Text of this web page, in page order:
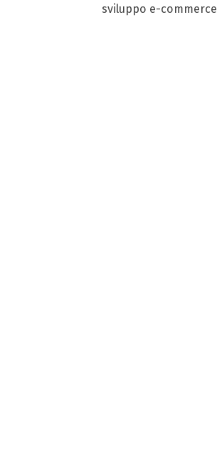
sviluppo e-commerce